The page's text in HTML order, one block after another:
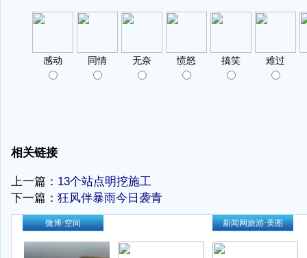
相关链接
上一篇： 13个站点明挖施工
下一篇： 狂风伴暴雨今日袭青